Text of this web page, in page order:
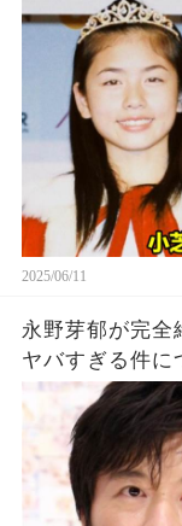
2025/06/11
永野芽郁が完全
ヤバすぎる件に